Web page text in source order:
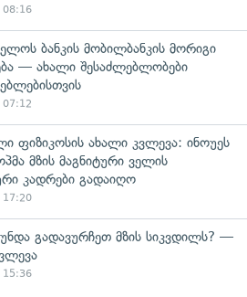
08:16
ბანკის მობილბანკის მორიგი
— ახალი შესაძლებლობები
07:12
ფიზიკოსის ახალი კვლევა: ინოუეს
მზის მაგნიტური ველის
კადრები გადაიღო
17:20
გადავურჩეთ მზის სიკვდილს? —
15:36